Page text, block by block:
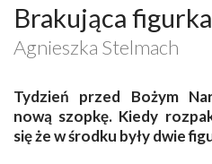
Brakująca figurka
Agnieszka Stelmach
Tydzień przed Bożym
nową szopkę. Kiedy
się że w środku były dwie